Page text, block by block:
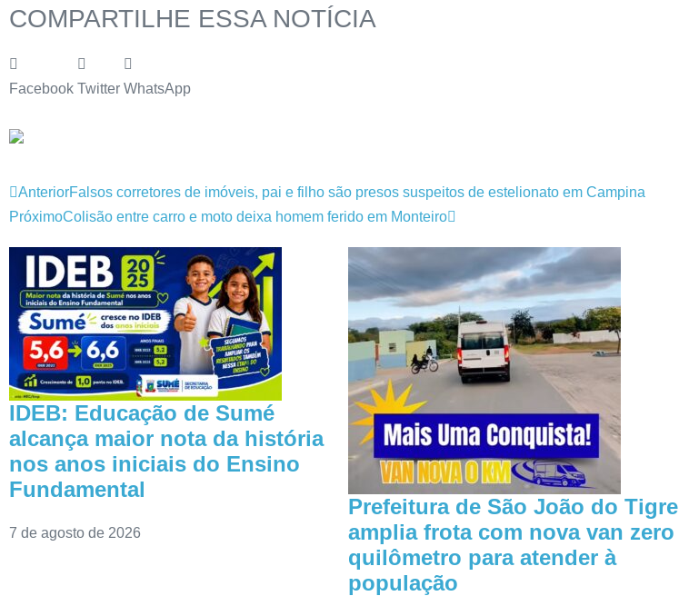
COMPARTILHE ESSA NOTÍCIA
Facebook Twitter WhatsApp
AnteriorFalsos corretores de imóveis, pai e filho são presos suspeitos de estelionato em Campina
PróximoColisão entre carro e moto deixa homem ferido em Monteiro
IDEB: Educação de Sumé
alcança maior nota da história
nos anos iniciais do Ensino
Fundamental
7 de agosto de 2026
Prefeitura de São João do Tigre
amplia frota com nova van zero
quilômetro para atender à
população